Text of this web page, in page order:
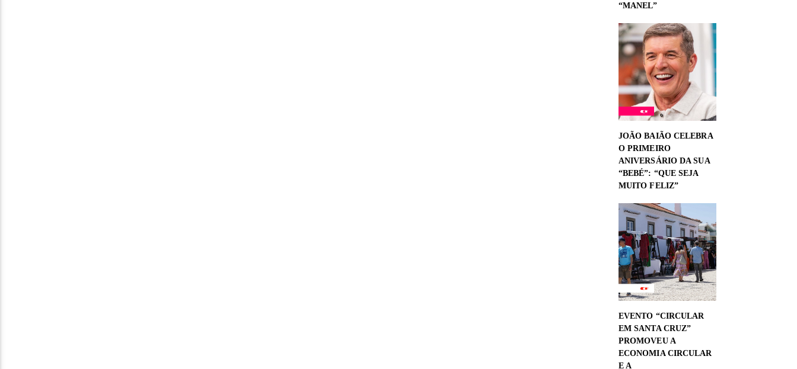
“MANEL”
JOÃO BAIÃO CELEBRA
O PRIMEIRO
ANIVERSÁRIO DA SUA
“BEBÉ”: “QUE SEJA
MUITO FELIZ”
EVENTO “CIRCULAR
EM SANTA CRUZ”
PROMOVEU A
ECONOMIA CIRCULAR
E A